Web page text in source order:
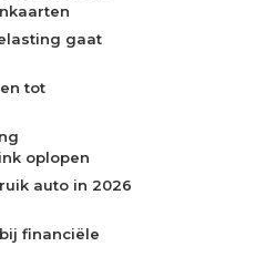
gaat
tot
oplopen
auto in 2026
financiële